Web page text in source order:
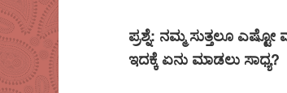
ಪ್ರಶ್ನೆ: ನಮ್ಮ ಸುತ್ತಲೂ
ಇದಕ್ಕೆ ಏನು ಮಾಡಲು ಸಾಧ್ಯ?